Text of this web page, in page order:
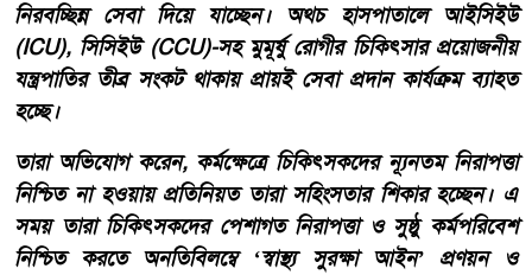
নিরবচ্ছিন্ন সেবা দিয়ে যাচ্ছেন। অথচ হাসপাতালে আইসিইউ
(ICU), সিসিইউ (CCU)-সহ মুমূর্ষু রোগীর চিকিৎসার প্রয়োজনীয়
যন্ত্রপাতির তীব্র সংকট থাকায় প্রায়ই সেবা প্রদান কার্যক্রম ব্যাহত
হচ্ছে।
তারা অভিযোগ করেন, কর্মক্ষেত্রে চিকিৎসকদের ন্যূনতম নিরাপত্তা
নিশ্চিত না হওয়ায় প্রতিনিয়ত তারা সহিংসতার শিকার হচ্ছেন। এ
সময় তারা চিকিৎসকদের পেশাগত নিরাপত্তা ও সুষ্ঠু কর্মপরিবেশ
নিশ্চিত করতে অনতিবিলম্বে ‘স্বাস্থ্য সুরক্ষা আইন’ প্রণয়ন ও